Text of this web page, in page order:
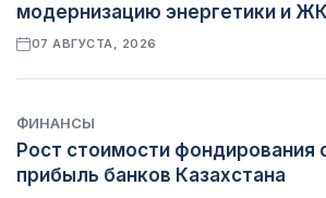
модернизацию энергетики и
07 АВГУСТА, 2026
ФИНАНСЫ
Рост стоимости фондирования
прибыль банков Казахстана